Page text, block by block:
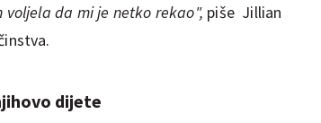
voljela da mi je netko rekao", piše Jillian
dijete